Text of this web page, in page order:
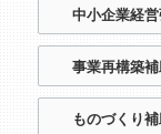
中小企業経営
事業再構築
ものづくり